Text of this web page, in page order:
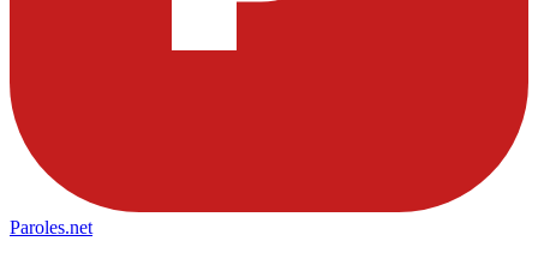
Paroles.net